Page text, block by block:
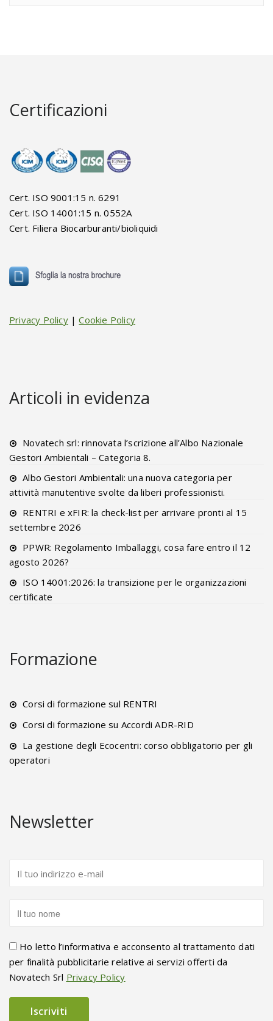
Certificazioni
Cert. ISO 9001:15 n. 6291
Cert. ISO 14001:15 n. 0552A
Cert. Filiera Biocarburanti/bioliquidi
Privacy Policy|Cookie Policy
Articoli in evidenza
Novatech srl: rinnovata l’scrizione all’Albo Nazionale
Gestori Ambientali – Categoria 8.
Albo Gestori Ambientali: una nuova categoria per
attività manutentive svolte da liberi professionisti.
RENTRI e xFIR: la check-list per arrivare pronti al 15
settembre 2026
PPWR: Regolamento Imballaggi, cosa fare entro il 12
agosto 2026?
ISO 14001:2026: la transizione per le organizzazioni
certificate
Formazione
Corsi di formazione sul RENTRI
Corsi di formazione su Accordi ADR-RID
La gestione degli Ecocentri: corso obbligatorio per gli
operatori
Newsletter
Ho letto l’informativa e acconsento al trattamento dati
per finalità pubblicitarie relative ai servizi offerti da
Novatech Srl Privacy Policy